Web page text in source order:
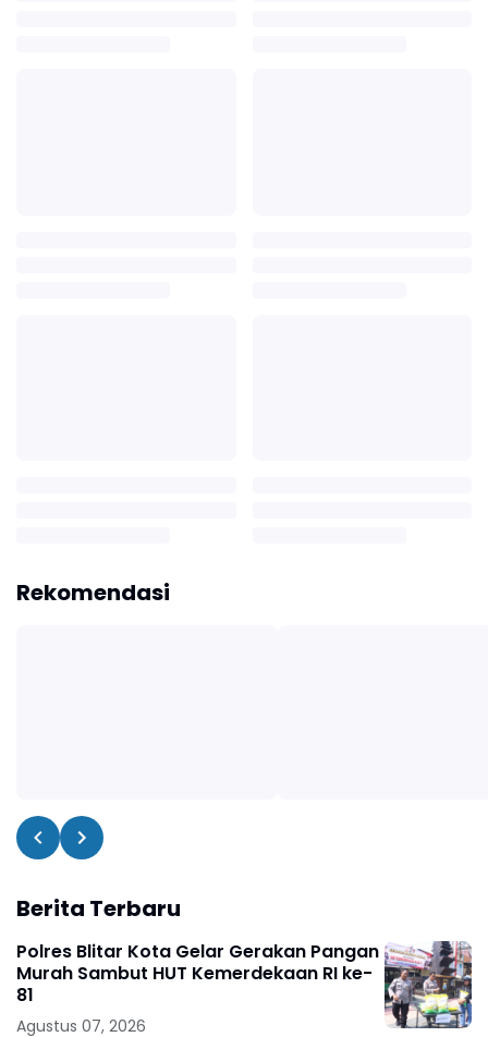
Rekomendasi
Berita Terbaru
Polres Blitar Kota Gelar Gerakan Pangan
Murah Sambut HUT Kemerdekaan RI ke-
81
Agustus 07, 2026